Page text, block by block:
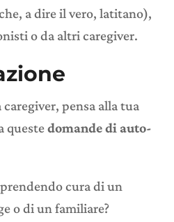
a dire il vero, latitano),
o da altri caregiver.
caregiver, pensa alla tua
questedomande di auto-
cura di un
o di un familiare?